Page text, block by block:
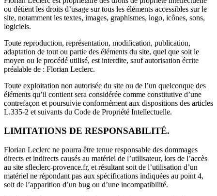
ou détient les droits d’usage sur tous les éléments accessibles sur le
site, notamment les textes, images, graphismes, logo, icônes, sons,
logiciels.
Toute reproduction, représentation, modification, publication,
adaptation de tout ou partie des éléments du site, quel que soit le
moyen ou le procédé utilisé, est interdite, sauf autorisation écrite
préalable de : Florian Leclerc.
Toute exploitation non autorisée du site ou de l’un quelconque des
éléments qu’il contient sera considérée comme constitutive d’une
contrefaçon et poursuivie conformément aux dispositions des articles
L.335-2 et suivants du Code de Propriété Intellectuelle.
LIMITATIONS DE RESPONSABILITÉ.
Florian Leclerc ne pourra être tenue responsable des dommages
directs et indirects causés au matériel de l’utilisateur, lors de l’accès
au site sfleclerc-provence.fr, et résultant soit de l’utilisation d’un
matériel ne répondant pas aux spécifications indiquées au point 4,
soit de l’apparition d’un bug ou d’une incompatibilité.